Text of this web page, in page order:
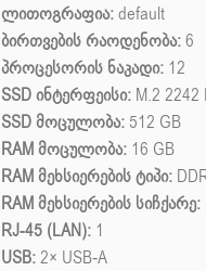
ლითოგრაფია:default
ბირთვების რაოდენობა:6
პროცესორის ნაკადი: 12
SSD ინტერფეისი: M.2 2242
SSD მოცულობა: 512 GB
RAM მოცულობა: 16 GB
RAM მეხსიერების ტიპი:
RAM მეხსიერების სიჩქარე:
RJ-45 (LAN): 1
USB:2× USB‑A